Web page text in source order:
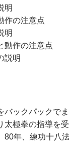
明
の注意点
明
作の注意点
説明
バックパックで
太極拳の指導を
80年、練功十八